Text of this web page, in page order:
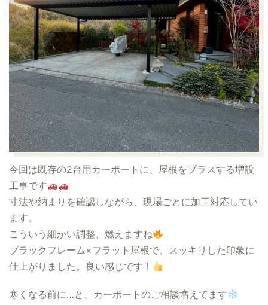
今回は既存の2台用カーポートに、屋根をプラスする増設
工事です
寸法や納まりを確認しながら、現場ごとに加工対応してい
ます。
こういう細かい調整、燃えますね
ブラックフレーム×フラット屋根で、スッキリした印象に
仕上がりました。良い感じです！
寒くなる前に…と、カーポートのご相談増えてます